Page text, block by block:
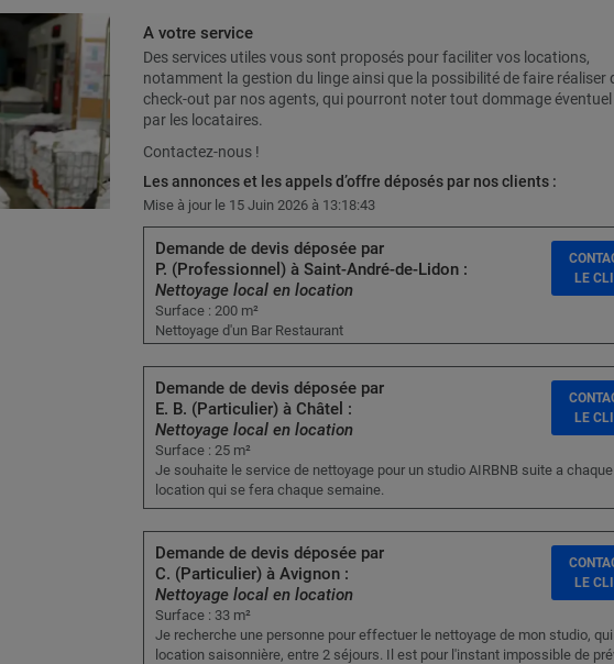
A votre service
Des services utiles vous sont proposés pour faciliter vos locations,
notamment la gestion du linge ainsi que la possibilité de faire réaliser
check-out par nos agents, qui pourront noter tout dommage éventuel
par les locataires.
Contactez-nous !
Les annonces et les appels d’offre déposés par nos clients :
Mise à jour le 15 Juin 2026 à 13:18:43
Demande de devis déposée par
P. (Professionnel) à Saint-André-de-Lidon :
Nettoyage local en location
Surface : 200 m²
Nettoyage d'un Bar Restaurant
LE
Demande de devis déposée par
E. B. (Particulier) à Châtel :
Nettoyage local en location
Surface : 25 m²
Je souhaite le service de nettoyage pour un studio AIRBNB suite a chaque
location qui se fera chaque semaine.
LE
Demande de devis déposée par
C. (Particulier) à Avignon :
Nettoyage local en location
Surface : 33 m²
Je recherche une personne pour effectuer le nettoyage de mon studio,
location saisonnière, entre 2 séjours. Il est pour l'instant impossible de
LE